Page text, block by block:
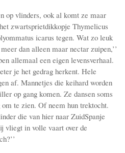
op vlinders, ook al komt ze maar
zwartsprietdikkopje Thymelicus
icarus tegen. Wat zo leuk
dan alleen maar nectar zuipen,’’
allemaal een eigen levensverhaal.
je het gedrag herkent. Hele
af. Mannetjes die keihard worden
op gang komen. Ze dansen soms
te zien. Of neem hun trektocht.
die van hier naar ZuidSpanje
vliegt in volle vaart over de